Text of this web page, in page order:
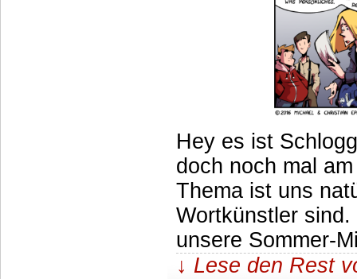
Hey es ist
doch noch mal
Thema ist uns
Wortkünstler
unsere Sommer-
↓ Lese den Rest